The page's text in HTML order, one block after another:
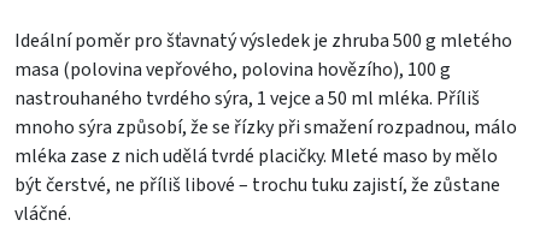
Ideální poměr pro šťavnatý výsledek je zhruba 500 g mletého
masa (polovina vepřového, polovina hovězího), 100 g
nastrouhaného tvrdého sýra, 1 vejce a 50 ml mléka. Příliš
mnoho sýra způsobí, že se řízky při smažení rozpadnou, málo
mléka zase z nich udělá tvrdé placičky. Mleté maso by mělo
být čerstvé, ne příliš libové – trochu tuku zajistí, že zůstane
vláčné.